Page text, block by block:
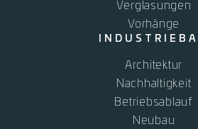
Verglasungen
Vorhänge
Architektur
Nachhaltigkeit
Betriebsablauf
Neubau